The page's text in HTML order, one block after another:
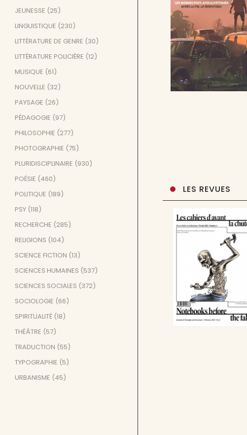
LES REVUES
JEUNESSE (25)
LINGUISTIQUE (230)
LITTÉRATURE DE GENRE (30)
LITTÉRATURE POLICIÈRE (12)
MUSIQUE (61)
NOUVELLE (32)
PAYSAGE (26)
PÉDAGOGIE (97)
PHILOSOPHIE (277)
PHOTOGRAPHIE (75)
PLURIDISCIPLINAIRE (930)
POÉSIE (460)
POLITIQUE (189)
PSY (118)
RECHERCHE (285)
RELIGIONS (104)
SCIENCE FICTION (13)
SCIENCES HUMAINES (537)
SCIENCES SOCIALES (372)
SOCIOLOGIE (66)
SPIRITUALITÉ (18)
THÉÂTRE (57)
TRADUCTION (55)
TYPOGRAPHIE (5)
URBANISME (45)